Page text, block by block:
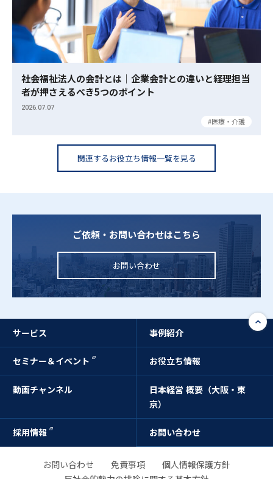
社会福祉法人の会計とは｜企業会計との違いと経理担当
者が押さえるべき5つのポイント
2026.07.07
医療・介護
関連するお役立ち情報一覧を見る
ご依頼・お問い合わせはこちら
お問い合わせ
サービス 事例紹介
セミナー＆イベント お役立ち情報
動画チャンネル
日本経営 概要（大阪・東
京）
採用情報 お問い合わせ
お問い合わせ 免責事項
個人情報保護方針